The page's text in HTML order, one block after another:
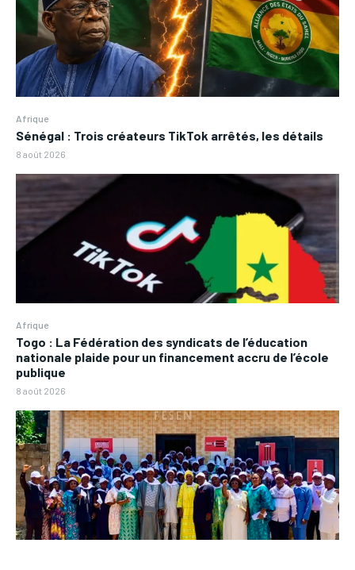
Afrique
Sénégal : Trois créateurs TikTok arrêtés, les détails
8 août 2026
Afrique
Togo : La Fédération des syndicats de l’éducation
nationale plaide pour un financement accru de l’école
publique
8 août 2026